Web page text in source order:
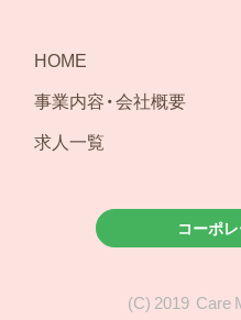
HOME
事業内容・会社概要
求人一覧
コーポ
(C) 2019 Care